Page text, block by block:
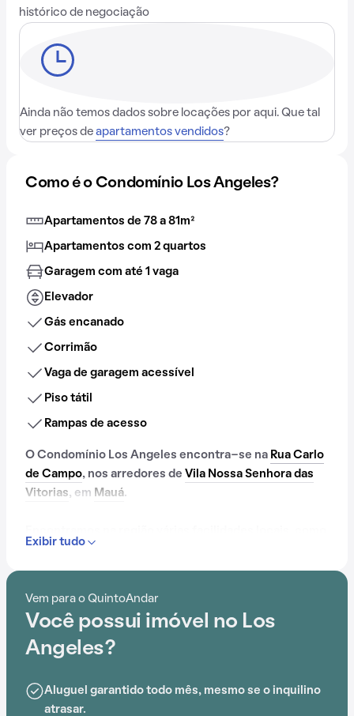
histórico de negociação
Ainda não temos dados sobre locações por aqui. Que tal
ver preços de apartamentos vendidos?
Como é o Condomínio Los Angeles?
Apartamentos de 78 a 81m²
Apartamentos com 2 quartos
Garagem com até 1 vaga
Elevador
Gás encanado
Corrimão
Vaga de garagem acessível
Piso tátil
Rampas de acesso
O Condomínio Los Angeles encontra-se na Rua Carlo
de Campo, nos arredores de Vila Nossa Senhora das
Vitorias, em Mauá.
cotidiano.
Dentro do Condomínio Los Angeles, os moradores
podem desfrutar de elevador e gás encanado, criando
um ambiente ideal para uma vida de qualidade.
Exibir tudo
Vem para o QuintoAndar
Você possui imóvel no Los
Angeles?
Aluguel garantido todo mês, mesmo se o inquilino
atrasar.